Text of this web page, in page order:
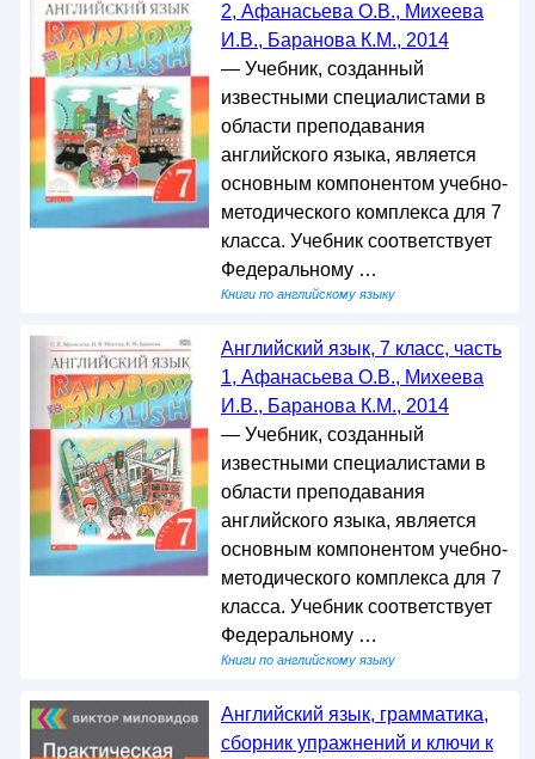
2, Афанасьева О.В., Михеева
И.В., Баранова К.М., 2014
— Учебник, созданный
известными специалистами в
области преподавания
английского языка, является
основным компонентом учебно-
методического комплекса для 7
класса. Учебник соответствует
Федеральному …
Книги по английскому языку
Английский язык, 7 класс, часть
1, Афанасьева О.В., Михеева
И.В., Баранова К.М., 2014
— Учебник, созданный
известными специалистами в
области преподавания
английского языка, является
основным компонентом учебно-
методического комплекса для 7
класса. Учебник соответствует
Федеральному …
Книги по английскому языку
Английский язык, грамматика,
сборник упражнений и ключи к